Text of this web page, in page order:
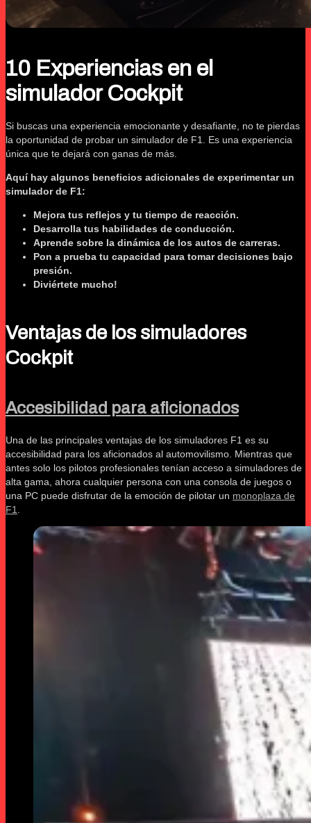
10 Experiencias en el
simulador Cockpit
Si buscas una experiencia emocionante y desafiante, no te pierdas
la oportunidad de probar un simulador de F1. Es una experiencia
única que te dejará con ganas de más.
Aquí hay algunos beneficios adicionales de experimentar un
simulador de F1:
Mejora tus reflejos y tu tiempo de reacción.
Desarrolla tus habilidades de conducción.
Aprende sobre la dinámica de los autos de carreras.
Pon a prueba tu capacidad para tomar decisiones bajo
presión.
Diviértete mucho!
Ventajas de los simuladores
Cockpit
Accesibilidad para aficionados
Una de las principales ventajas de los simuladores F1 es su
accesibilidad para los aficionados al automovilismo. Mientras que
antes solo los pilotos profesionales tenían acceso a simuladores de
alta gama, ahora cualquier persona con una consola de juegos o
una PC puede disfrutar de la emoción de pilotar un monoplaza de
F1